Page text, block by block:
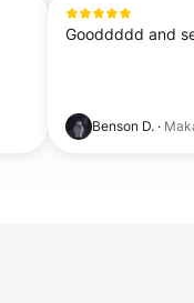
Gooddddd and
Benson D. ·